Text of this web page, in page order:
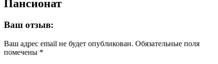
Пансионат
Ваш отзыв:
Ваш адрес email не будет опубликован. Обязательные поля
помечены *